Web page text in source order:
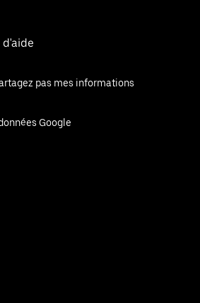
pas mes informations
Google